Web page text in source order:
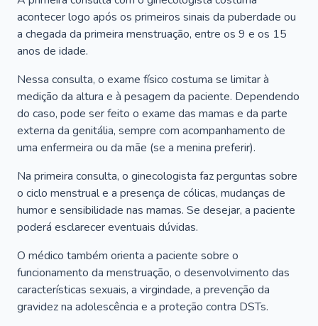
acontecer logo após os primeiros sinais da puberdade ou
a chegada da primeira menstruação, entre os 9 e os 15
anos de idade.
Nessa consulta, o exame físico costuma se limitar à
medição da altura e à pesagem da paciente. Dependendo
do caso, pode ser feito o exame das mamas e da parte
externa da genitália, sempre com acompanhamento de
uma enfermeira ou da mãe (se a menina preferir).
Na primeira consulta, o ginecologista faz perguntas sobre
o ciclo menstrual e a presença de cólicas, mudanças de
humor e sensibilidade nas mamas. Se desejar, a paciente
poderá esclarecer eventuais dúvidas.
O médico também orienta a paciente sobre o
funcionamento da menstruação, o desenvolvimento das
características sexuais, a virgindade, a prevenção da
gravidez na adolescência e a proteção contra DSTs.